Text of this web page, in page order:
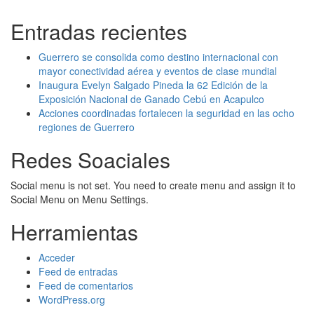
Entradas recientes
Guerrero se consolida como destino internacional con
mayor conectividad aérea y eventos de clase mundial
Inaugura Evelyn Salgado Pineda la 62 Edición de la
Exposición Nacional de Ganado Cebú en Acapulco
Acciones coordinadas fortalecen la seguridad en las ocho
regiones de Guerrero
Redes Soaciales
Social menu is not set. You need to create menu and assign it to
Social Menu on Menu Settings.
Herramientas
Acceder
Feed de entradas
Feed de comentarios
WordPress.org